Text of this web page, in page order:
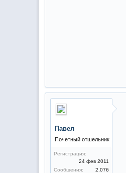
Павел
Почетный отшельник
Регистрация:
24 фев 2011
Сообщения:
2.076